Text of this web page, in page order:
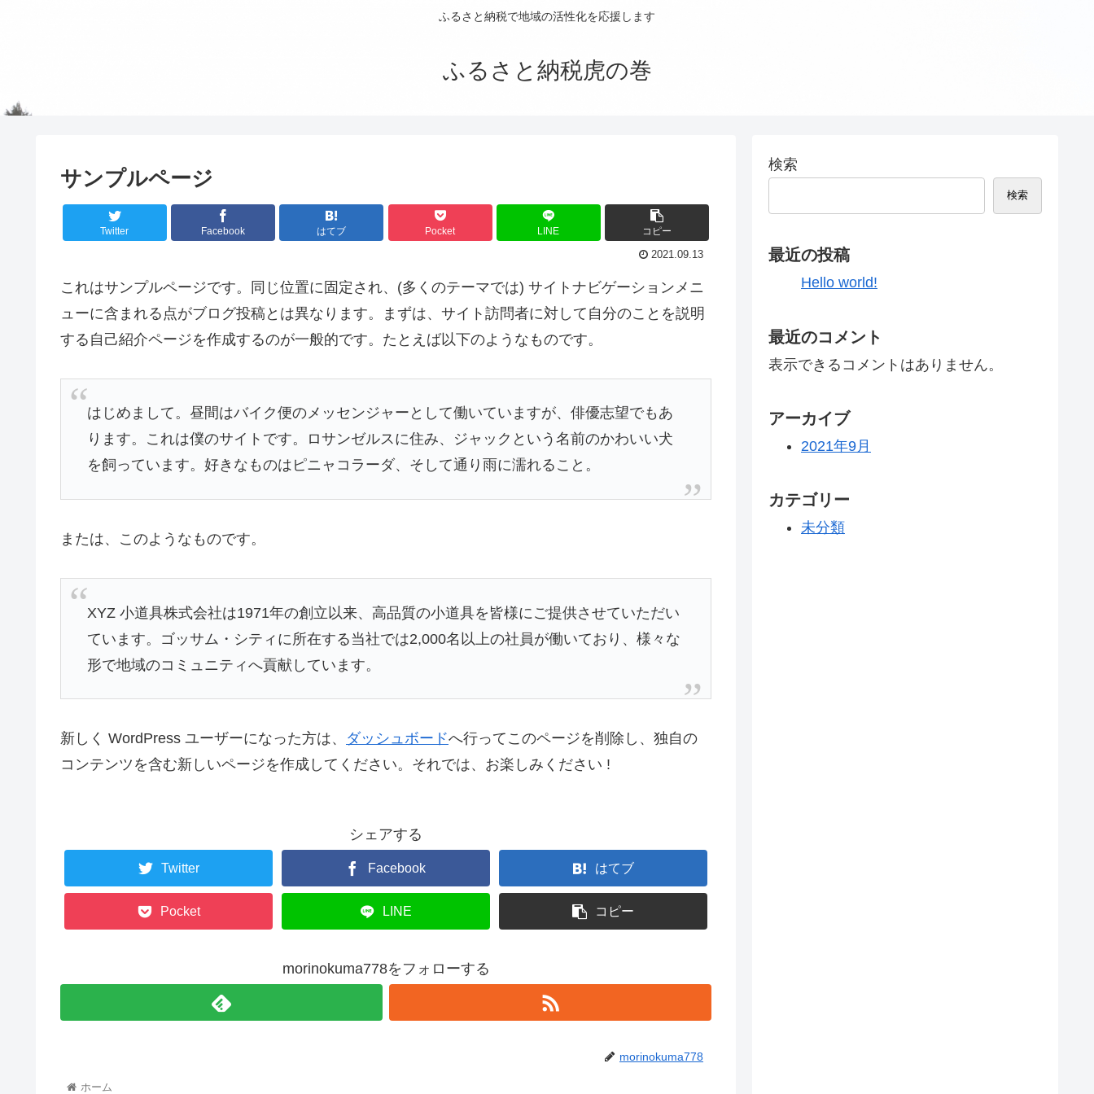
ふるさと納税で地域の活性化を応援します
ふるさと納税虎の巻
サンプルページ
Twitter Facebook はてブ Pocket LINE コピー
2021.09.13
これはサンプルページです。同じ位置に固定され、(多くのテーマでは) サイトナビゲーションメニ
ューに含まれる点がブログ投稿とは異なります。まずは、サイト訪問者に対して自分のことを説明
する自己紹介ページを作成するのが一般的です。たとえば以下のようなものです。
はじめまして。昼間はバイク便のメッセンジャーとして働いていますが、俳優志望でもあ
ります。これは僕のサイトです。ロサンゼルスに住み、ジャックという名前のかわいい犬
を飼っています。好きなものはピニャコラーダ、そして通り雨に濡れること。
または、このようなものです。
XYZ 小道具株式会社は1971年の創立以来、高品質の小道具を皆様にご提供させていただい
ています。ゴッサム・シティに所在する当社では2,000名以上の社員が働いており、様々な
形で地域のコミュニティへ貢献しています。
新しく WordPress ユーザーになった方は、 ダッシュボードへ行ってこのページを削除し、独自の
コンテンツを含む新しいページを作成してください。それでは、お楽しみください !
シェアする
Twitter Facebook はてブ
Pocket LINE コピー
morinokuma778をフォローする
morinokuma778
ホーム
検索
検索
最近の投稿
Hello world!
最近のコメント
表示できるコメントはありません。
アーカイブ
2021年9月
カテゴリー
未分類